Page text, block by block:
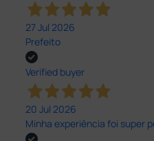
27 Jul 2026
Prefeito
Verified buyer
20 Jul 2026
Minha experiência foi super